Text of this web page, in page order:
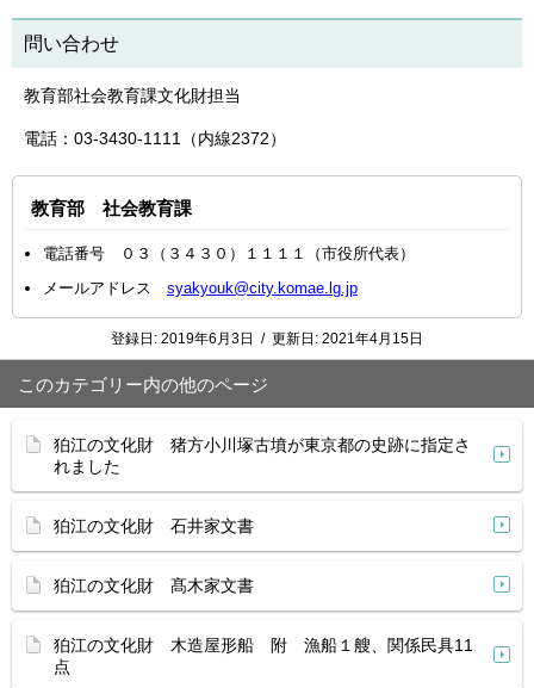
問い合わせ
教育部社会教育課文化財担当
電話：03-3430-1111（内線2372）
教育部 社会教育課
電話番号 ０３（３４３０）１１１１（市役所代表）
メールアドレス syakyouk@city.komae.lg.jp
登録日: 2019年6月3日 / 更新日: 2021年4月15日
このカテゴリー内の他のページ
狛江の文化財 猪方小川塚古墳が東京都の史跡に指定さ
れました
狛江の文化財 石井家文書
狛江の文化財 髙木家文書
狛江の文化財 木造屋形船 附 漁船１艘、関係民具11
点